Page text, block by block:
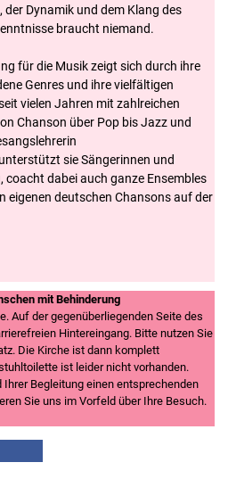
der Dynamik und dem Klang des
braucht niemand.
für die Musik zeigt sich durch ihre
Genres und ihre vielfältigen
vielen Jahren mit zahlreichen
Chanson über Pop bis Jazz und
sie Sängerinnen und
coacht dabei auch ganze Ensembles
eigenen deutschen Chansons auf der
mit Behinderung
Auf der gegenüberliegenden Seite des
Hintereingang. Bitte nutzen Sie
Die Kirche ist dann komplett
ist leider nicht vorhanden.
Begleitung einen entsprechenden
Sie uns im Vorfeld über Ihre Besuch.